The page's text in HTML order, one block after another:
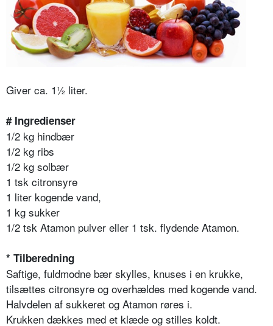
Giver ca. 1½ liter.
# Ingredienser
1/2 kg hindbær
1/2 kg ribs
1/2 kg solbær
1 tsk citronsyre
1 liter kogende vand,
1 kg sukker
1/2 tsk Atamon pulver eller 1 tsk. flydende Atamon.
* Tilberedning
Saftige, fuldmodne bær skylles, knuses i en krukke,
tilsættes citronsyre og overhældes med kogende vand.
Halvdelen af sukkeret og Atamon røres i.
Krukken dækkes med et klæde og stilles koldt.